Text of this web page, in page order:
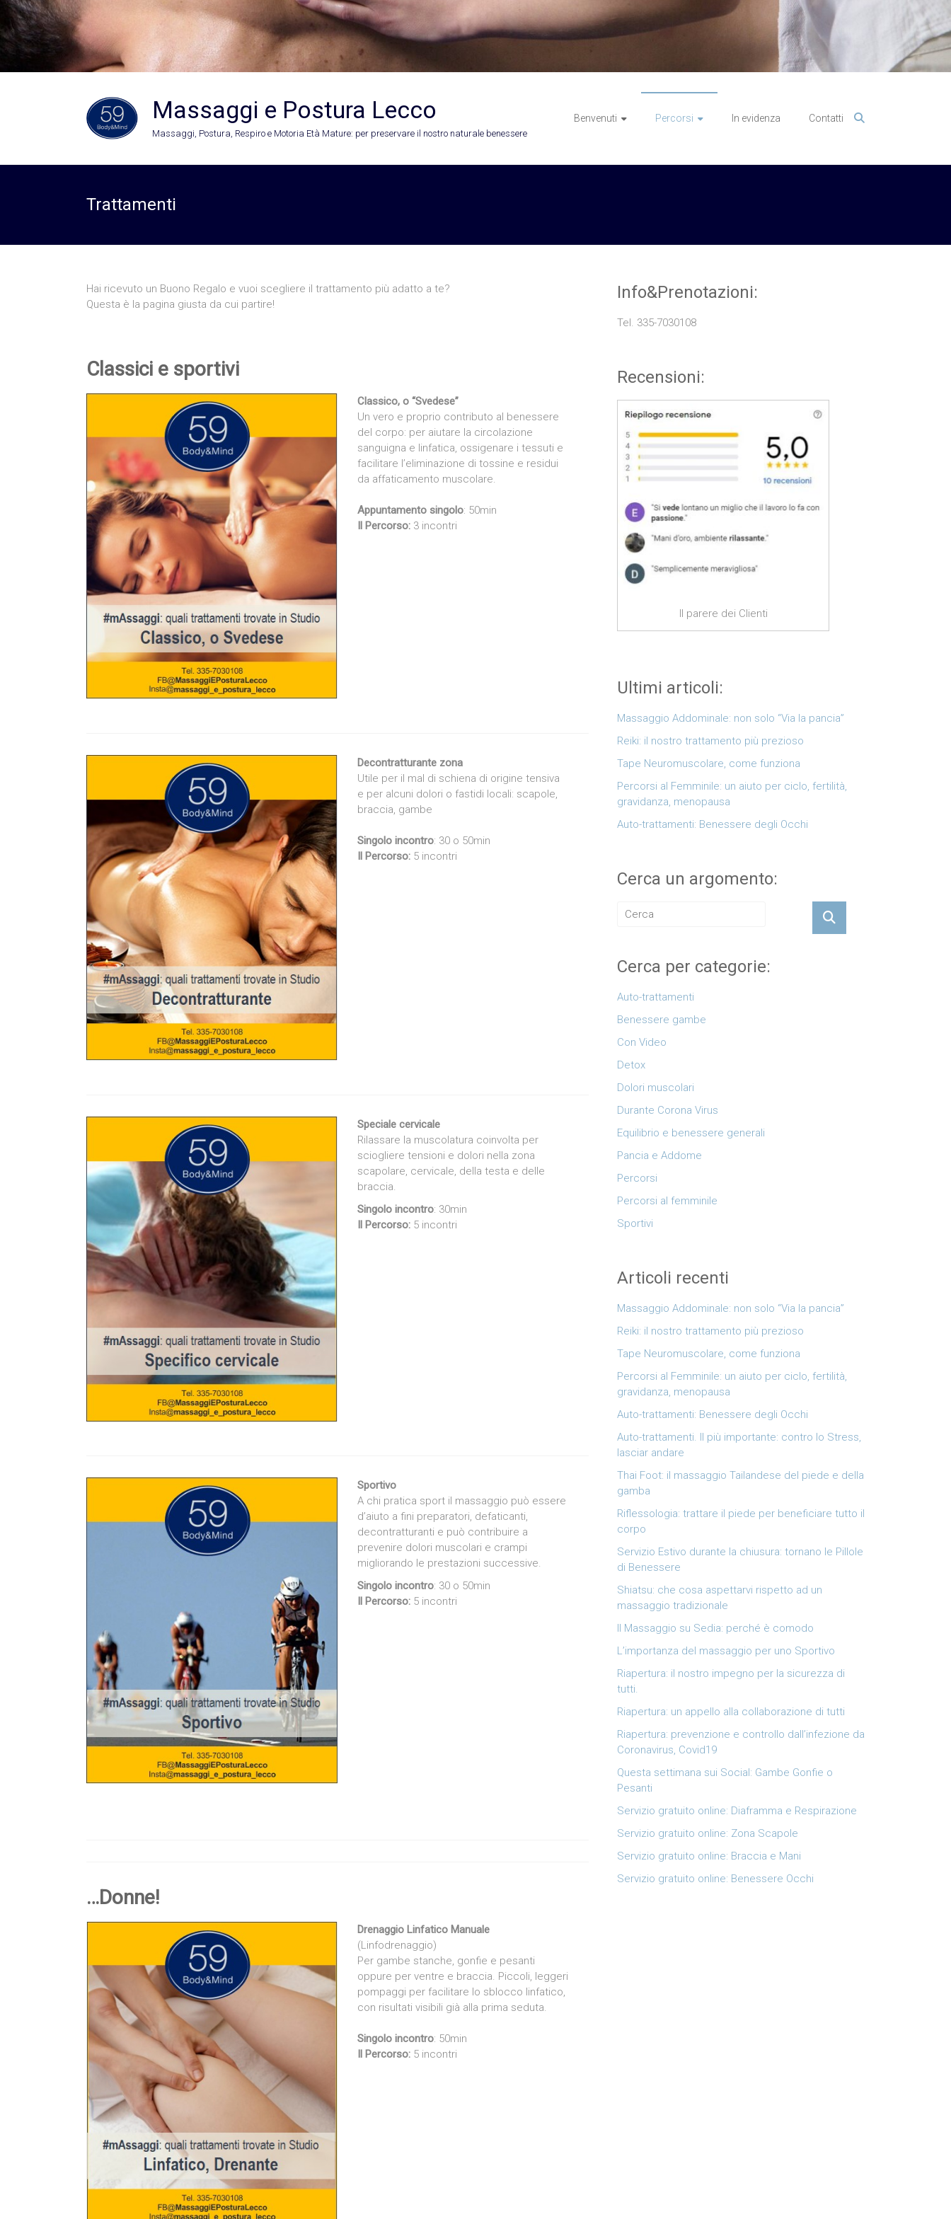
Massaggi e Postura Lecco
Massaggi, Postura, Respiro e Motoria Età Mature: per preservare il nostro naturale benessere
Benvenuti Percorsi In evidenza Contatti
Trattamenti
Hai ricevuto un Buono Regalo e vuoi scegliere il trattamento più adatto a te?
Questa è la pagina giusta da cui partire!
Classici e sportivi
Classico, o “Svedese”
Un vero e proprio contributo al benessere
del corpo: per aiutare la circolazione
sanguigna e linfatica, ossigenare i tessuti e
facilitare l’eliminazione di tossine e residui
da affaticamento muscolare.
Appuntamento singolo: 50min
Il Percorso: 3 incontri
Decontratturante zona
Utile per il mal di schiena di origine tensiva
e per alcuni dolori o fastidi locali: scapole,
braccia, gambe
Singolo incontro: 30 o 50min
Il Percorso: 5 incontri
Speciale cervicale
Rilassare la muscolatura coinvolta per
sciogliere tensioni e dolori nella zona
scapolare, cervicale, della testa e delle
braccia.
Singolo incontro: 30min
Il Percorso: 5 incontri
Sportivo
A chi pratica sport il massaggio può essere
d’aiuto a fini preparatori, defaticanti,
decontratturanti e può contribuire a
prevenire dolori muscolari e crampi
migliorando le prestazioni successive.
Singolo incontro: 30 o 50min
Il Percorso: 5 incontri
…Donne!
Drenaggio Linfatico Manuale
(Linfodrenaggio)
Per gambe stanche, gonfie e pesanti
oppure per ventre e braccia. Piccoli, leggeri
pompaggi per facilitare lo sblocco linfatico,
con risultati visibili già alla prima seduta.
Singolo incontro: 50min
Il Percorso: 5 incontri
Info&Prenotazioni:
Tel. 335-7030108
Recensioni:
Il parere dei Clienti
Ultimi articoli:
Massaggio Addominale: non solo “Via la pancia”
Reiki: il nostro trattamento più prezioso
Tape Neuromuscolare, come funziona
Percorsi al Femminile: un aiuto per ciclo, fertilità,
gravidanza, menopausa
Auto-trattamenti: Benessere degli Occhi
Cerca un argomento:
Cerca per categorie:
Auto-trattamenti
Benessere gambe
Con Video
Detox
Dolori muscolari
Durante Corona Virus
Equilibrio e benessere generali
Pancia e Addome
Percorsi
Percorsi al femminile
Sportivi
Articoli recenti
Massaggio Addominale: non solo “Via la pancia”
Reiki: il nostro trattamento più prezioso
Tape Neuromuscolare, come funziona
Percorsi al Femminile: un aiuto per ciclo, fertilità,
gravidanza, menopausa
Auto-trattamenti: Benessere degli Occhi
Auto-trattamenti. Il più importante: contro lo Stress,
lasciar andare
Thai Foot: il massaggio Tailandese del piede e della
gamba
Riflessologia: trattare il piede per beneficiare tutto il
corpo
Servizio Estivo durante la chiusura: tornano le Pillole
di Benessere
Shiatsu: che cosa aspettarvi rispetto ad un
massaggio tradizionale
Il Massaggio su Sedia: perché è comodo
L’importanza del massaggio per uno Sportivo
Riapertura: il nostro impegno per la sicurezza di
tutti.
Riapertura: un appello alla collaborazione di tutti
Riapertura: prevenzione e controllo dall’infezione da
Coronavirus, Covid19
Questa settimana sui Social: Gambe Gonfie o
Pesanti
Servizio gratuito online: Diaframma e Respirazione
Servizio gratuito online: Zona Scapole
Servizio gratuito online: Braccia e Mani
Servizio gratuito online: Benessere Occhi